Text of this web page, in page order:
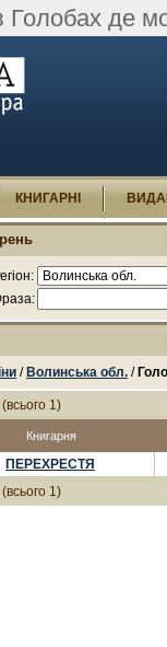
Голобах де
КНИГАРНІ
/ Волинська обл. /
(всього 1)
Книгарня
ПЕРЕХРЕСТЯ
(всього 1)